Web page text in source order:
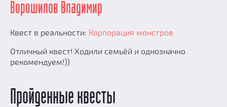
Ворошилов Владимир
Квест в реальности: Корпорация монстров
Отличный квест! Ходили семьёй и однозначно
рекомендуем!))
Пройденные квесты